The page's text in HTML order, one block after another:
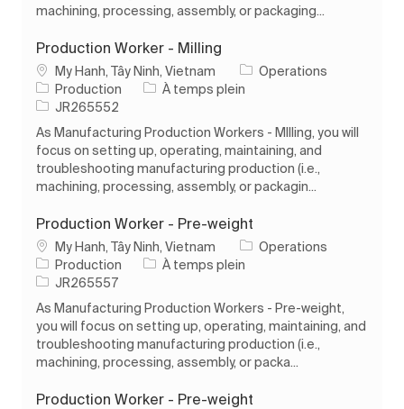
machining, processing, assembly, or packaging...
Production Worker - Milling
Emplacement
My Hanh, Tây Ninh, Vietnam
Operations
Catégorie
Production Type d’emploi
À temps plein
ID de l’emploi
JR265552
As Manufacturing Production Workers - MIlling, you will
focus on setting up, operating, maintaining, and
troubleshooting manufacturing production (i.e.,
machining, processing, assembly, or packagin...
Production Worker - Pre-weight
Emplacement
My Hanh, Tây Ninh, Vietnam
Operations
Catégorie
Production Type d’emploi
À temps plein
ID de l’emploi
JR265557
As Manufacturing Production Workers - Pre-weight,
you will focus on setting up, operating, maintaining, and
troubleshooting manufacturing production (i.e.,
machining, processing, assembly, or packa...
Production Worker - Pre-weight